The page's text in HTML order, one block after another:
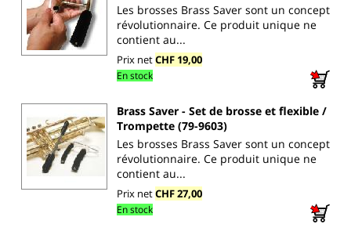
Les brosses Brass Saver sont un concept
révolutionnaire. Ce produit unique ne
contient au...
Prix netCHF 19,00
En stock
Brass Saver - Set de brosse et flexible /
Trompette (79-9603)
Les brosses Brass Saver sont un concept
révolutionnaire. Ce produit unique ne
contient au...
Prix netCHF 27,00
En stock